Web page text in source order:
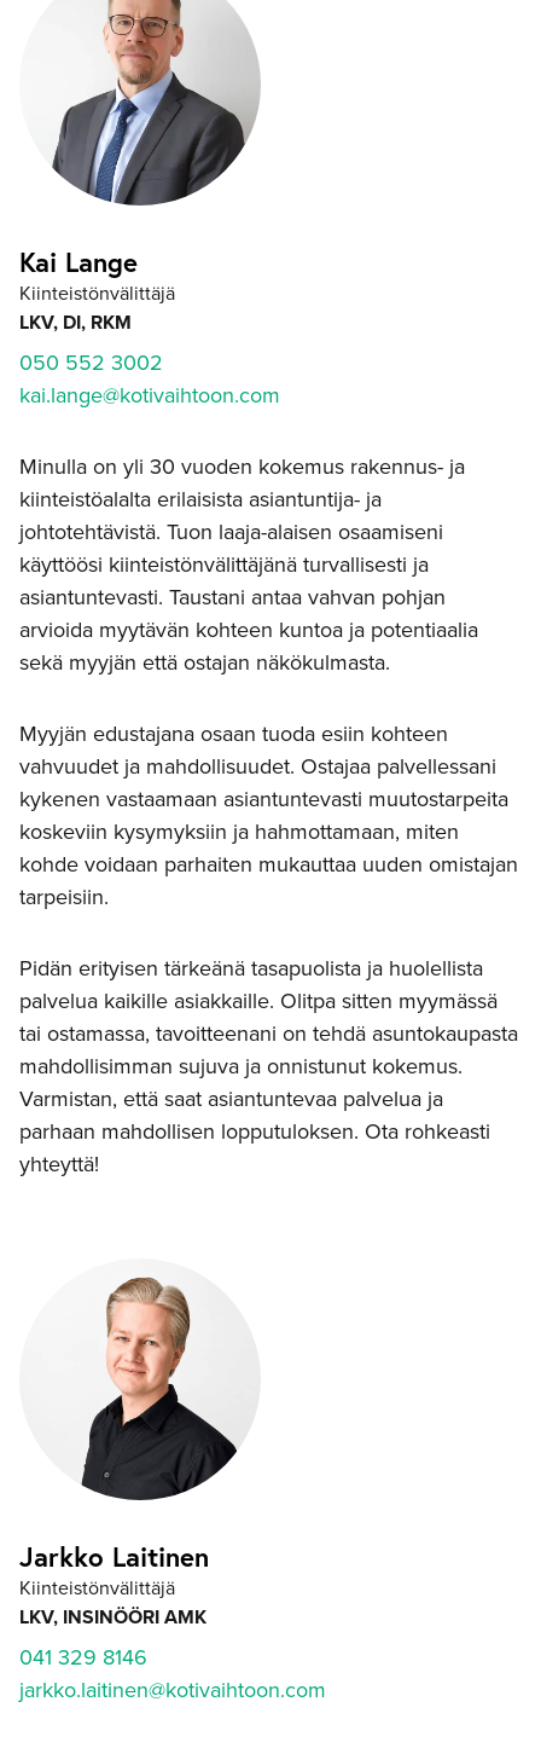
Kai Lange
Kiinteistönvälittäjä
LKV, DI, RKM
050 552 3002
kai.lange@kotivaihtoon.com
Minulla on yli 30 vuoden kokemus rakennus- ja
kiinteistöalalta erilaisista asiantuntija- ja
johtotehtävistä. Tuon laaja-alaisen osaamiseni
käyttöösi kiinteistönvälittäjänä turvallisesti ja
asiantuntevasti. Taustani antaa vahvan pohjan
arvioida myytävän kohteen kuntoa ja potentiaalia
sekä myyjän että ostajan näkökulmasta.
Myyjän edustajana osaan tuoda esiin kohteen
vahvuudet ja mahdollisuudet. Ostajaa palvellessani
kykenen vastaamaan asiantuntevasti muutostarpeita
koskeviin kysymyksiin ja hahmottamaan, miten
kohde voidaan parhaiten mukauttaa uuden omistajan
tarpeisiin.
Pidän erityisen tärkeänä tasapuolista ja huolellista
palvelua kaikille asiakkaille. Olitpa sitten myymässä
tai ostamassa, tavoitteenani on tehdä asuntokaupasta
mahdollisimman sujuva ja onnistunut kokemus.
Varmistan, että saat asiantuntevaa palvelua ja
parhaan mahdollisen lopputuloksen. Ota rohkeasti
yhteyttä!
Jarkko Laitinen
Kiinteistönvälittäjä
LKV, INSINÖÖRI AMK
041 329 8146
jarkko.laitinen@kotivaihtoon.com